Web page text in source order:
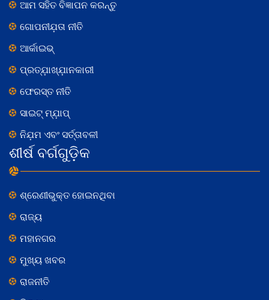
ଆମ ସହିତ ବିଜ୍ଞାପନ କରନ୍ତୁ
ଗୋପନୀଯ଼ତା ନୀତି
ଆର୍କାଇଭ୍
ପ୍ରତ୍ଯ଼ାଖ୍ଯ଼ାନକାରୀ
ଫେରସ୍ତ ନୀତି
ସାଇଟ୍ ମ୍ଯ଼ାପ୍
ନିଯ଼ମ ଏବଂ ସର୍ତ୍ତାବଳୀ
ଶୀର୍ଷ ବର୍ଗଗୁଡ଼ିକ
ଶ୍ରେଣୀଭୁକ୍ତ ହୋଇନଥିବା
ରାଜ୍ୟ
ମହାନଗର
ମୁଖ୍ୟ ଖବର
ରାଜନୀତି